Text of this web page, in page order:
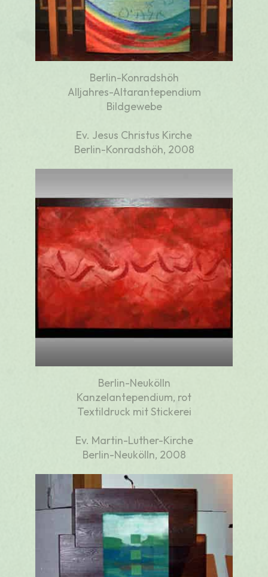
Berlin-Konradshöh
Alljahres-Altarantependium
Bildgewebe
Ev. Jesus Christus Kirche
Berlin-Konradshöh, 2008
Berlin-Neukölln
Kanzelantependium, rot
Textildruck mit Stickerei
Ev. Martin-Luther-Kirche
Berlin-Neukölln, 2008